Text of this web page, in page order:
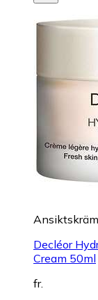
Ansiktskräm
Decléor
Cream 50ml
fr.